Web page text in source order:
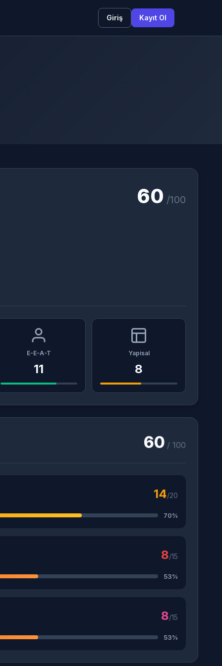
Giriş Kayıt Ol
60 /100
E-E-A-T
11
Yapisal
8
60 / 100
14/20
70%
8/15
53%
8/15
53%